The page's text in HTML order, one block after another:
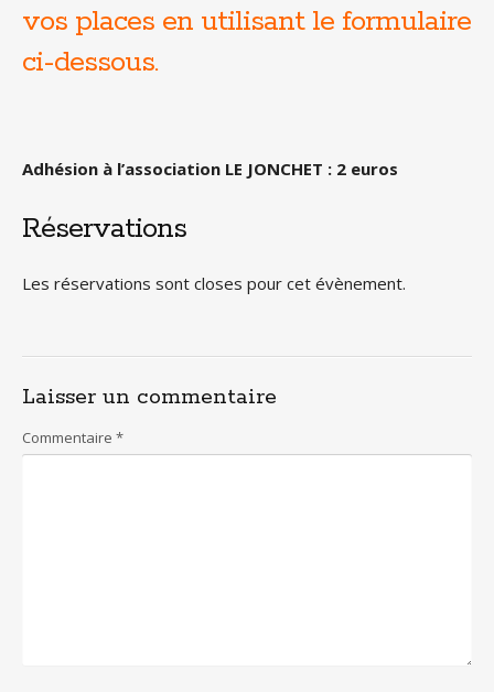
vos places en utilisant le formulaire
ci-dessous.
Adhésion à l’association LE JONCHET : 2 euros
Réservations
Les réservations sont closes pour cet évènement.
Laisser un commentaire
Commentaire *